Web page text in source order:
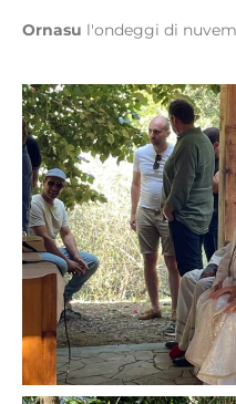
Ornasu l'ondeggi di